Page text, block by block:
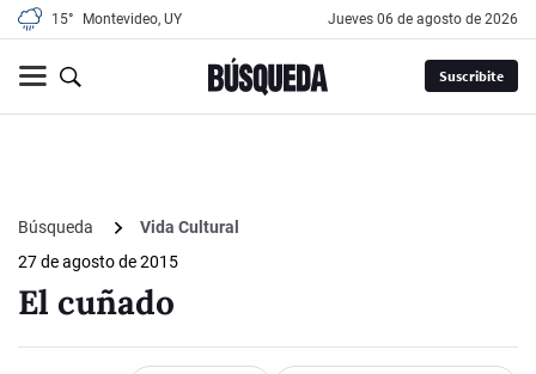
15° Montevideo, UY jueves 06 de agosto de 2026
Suscribite
Búsqueda
Vida Cultural
27 de agosto de 2015
El cuñado